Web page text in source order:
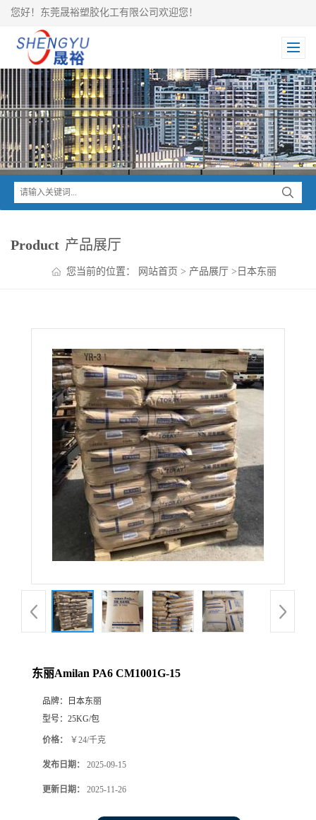
您好！东莞晟裕塑胶化工有限公司欢迎您！
Product 产品展厅
您当前的位置： 网站首页 > 产品展厅 > 日本东丽
东丽Amilan PA6 CM1001G-15
品牌：
日本东丽
型号： 25KG/包
价格： ￥24/千克
发布日期： 2025-09-15
更新日期： 2025-11-26